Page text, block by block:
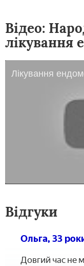
Відео:
лікування
Відгуки
Ольга, 33
Довгий час не